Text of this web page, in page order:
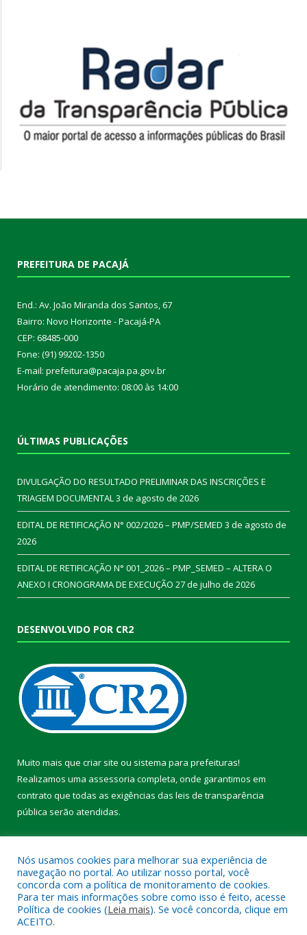
PREFEITURA DE PACAJÁ
End.: Av. João Miranda dos Santos, 67
Bairro: Novo Horizonte - Pacajá-PA
CEP: 68485-000
Fone: (91) 99202-1350
E-mail: prefeitura@pacaja.pa.gov.br
Horário de atendimento: 08:00 às 14:00
ÚLTIMAS PUBLICAÇÕES
DIVULGAÇÃO DO RESULTADO PRELIMINAR DAS INSCRIÇÕES E
TRIAGEM DOCUMENTAL3 de agosto de 2026
EDITAL DE RETIFICAÇÃO N° 002/2026 – PMP/SEMED 3 de agosto de
2026
EDITAL DE RETIFICAÇÃO N° 001_2026 – PMP_SEMED – ALTERA O
ANEXO I CRONOGRAMA DE EXECUÇÃO 27 de julho de 2026
DESENVOLVIDO POR CR2
Muito mais que criar site ou sistema para prefeituras!
Realizamos uma assessoria completa, onde garantimos em
contrato que todas as exigências das leis de transparência
pública serão atendidas.
Todos os direitos reservados a Prefeitura Municipal de Pacajá.
Nós usamos cookies para melhorar sua experiência de
navegação no portal. Ao utilizar nosso portal, você
concorda com a política de monitoramento de cookies.
Para ter mais informações sobre como isso é feito, acesse
Política de cookies (Leia mais). Se você concorda, clique em
ACEITO.